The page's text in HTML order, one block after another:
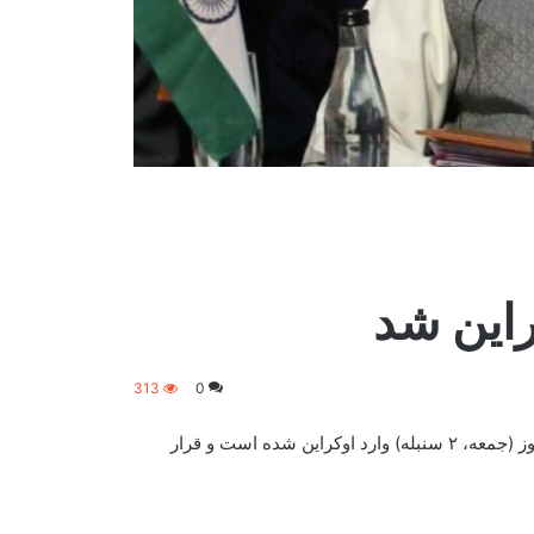
شد
0
313
بر بنیاد گزارش رسانه‌های هندی، نارندرا مودی، نخست وزیر هند امروز (جمعه، ۲ سنبله) وارد اوکراین شده است و قرار